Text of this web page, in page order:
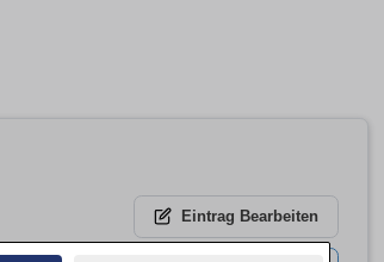
Eintrag Bearbeiten